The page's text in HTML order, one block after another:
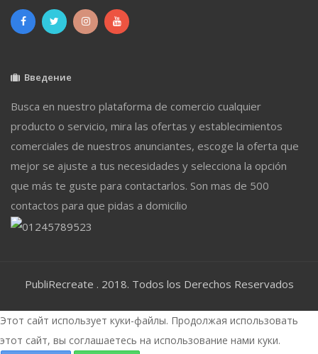
Введение
Busca en nuestro plataforma de comercio cualquier
producto o servicio, mira las ofertas y establecimientos
comerciales de nuestros anunciantes, escoge la oferta que
mejor se ajuste a tus necesidades y selecciona la opción
que más te guste para contactarlos. Son mas de 500
contactos para que pidas a domicilio
PubliRecreate . 2018. Todos los Derechos Reservados
Этот сайт использует куки-файлы. Продолжая использовать
этот сайт, вы соглашаетесь на использование нами куки.